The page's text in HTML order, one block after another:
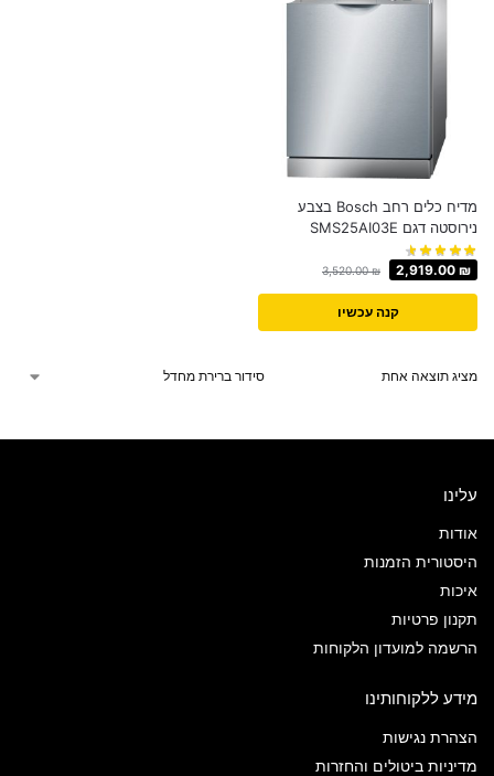
מדיח כלים רחב Bosch בצבע
נירוסטה דגם SMS25AI03E
3,520.00₪ 2,919.00 ₪
קנה עכשיו
מציג תוצאה אחת
עלינו
אודות
היסטורית הזמנות
איכות
תקנון פרטיות
הרשמה למועדון הלקוחות
מידע ללקוחותינו
הצהרת נגישות
מדיניות ביטולים והחזרות